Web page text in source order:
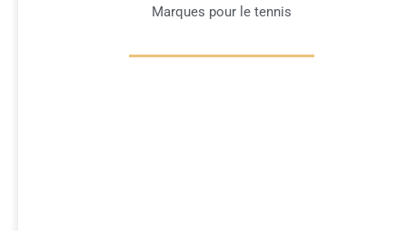
Marques pour le tennis